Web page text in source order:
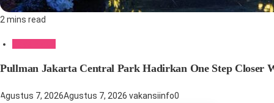
2 mins read
Pullman Jakarta Central Park Hadirkan One Step Closer
Agustus 7, 2026Agustus 7, 2026 vakansiinfo0